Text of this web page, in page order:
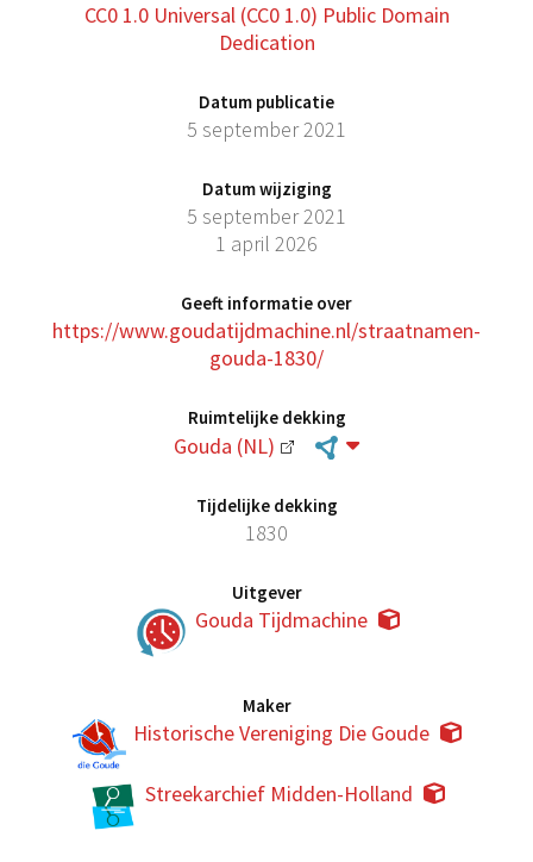
CC0 1.0 Universal (CC0 1.0) Public Domain
Dedication
Datum publicatie
5 september 2021
Datum wijziging
5 september 2021
1 april 2026
Geeft informatie over
https://www.goudatijdmachine.nl/straatnamen-
gouda-1830/
Ruimtelijke dekking
Gouda (NL)
Tijdelijke dekking
1830
Uitgever
Gouda Tijdmachine
Maker
Historische Vereniging Die Goude
Streekarchief Midden-Holland